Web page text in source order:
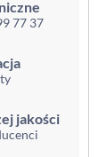
77 37
jakości